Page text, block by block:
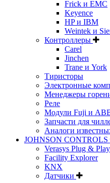
Frick и EMC
Keyence
HP и IBM
Weintek и
Контроллеры
Carel
Jinchen
Trane и York
Тиристоры
Электронные
Менеджеры
Реле
Модули Fuji и
Запчасти для
Аналоги
JOHNSON CONTROLS
Verasys Plug & Play
Facility Explorer
KNX
Датчики